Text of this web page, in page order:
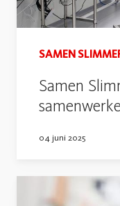
SAMEN
Samen
04 juni 2025